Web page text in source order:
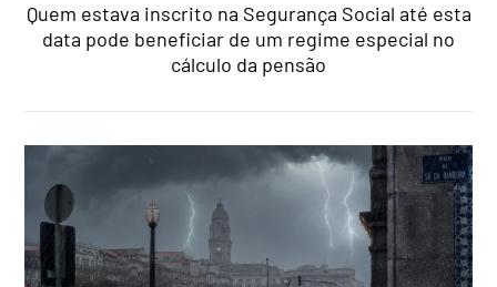
Quem estava inscrito na Segurança Social até esta
data pode beneficiar de um regime especial no
cálculo da pensão